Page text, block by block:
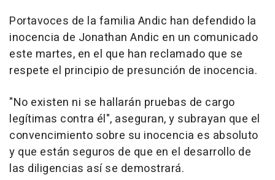
Portavoces de la familia Andic han defendido la
inocencia de Jonathan Andic en un comunicado
este martes, en el que han reclamado que se
respete el principio de presunción de inocencia.
"No existen ni se hallarán pruebas de cargo
legítimas contra él", aseguran, y subrayan que el
convencimiento sobre su inocencia es absoluto
y que están seguros de que en el desarrollo de
las diligencias así se demostrará.